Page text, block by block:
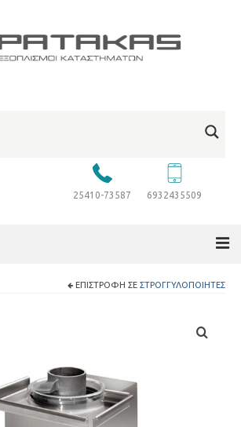
25410-73587 6932435509
ΕΠΙΣΤΡΟΦΉ ΣΕ ΣΤΡΟΓΓΥΛΟΠΟΙΗΤΈΣ